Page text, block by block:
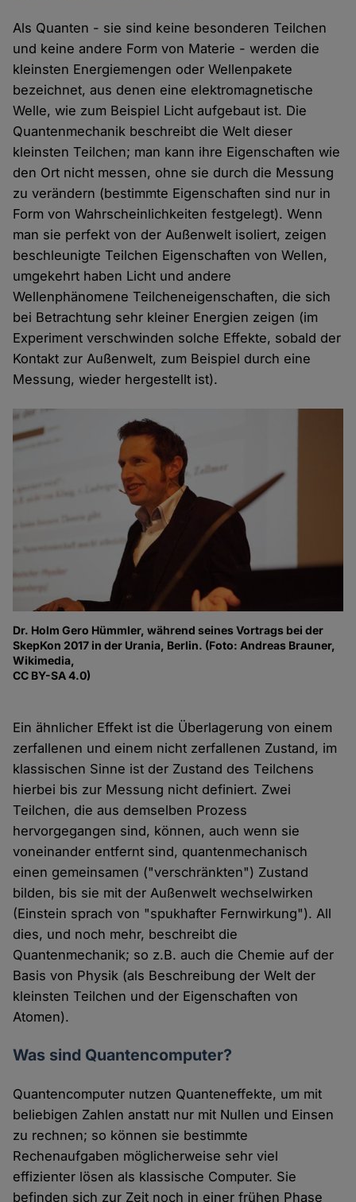
Als Quanten - sie sind keine besonderen Teilchen
und keine andere Form von Materie - werden die
kleinsten Energiemengen oder Wellenpakete
bezeichnet, aus denen eine elektromagnetische
Welle, wie zum Beispiel Licht aufgebaut ist. Die
Quantenmechanik beschreibt die Welt dieser
kleinsten Teilchen; man kann ihre Eigenschaften wie
den Ort nicht messen, ohne sie durch die Messung
zu verändern (bestimmte Eigenschaften sind nur in
Form von Wahrscheinlichkeiten festgelegt). Wenn
man sie perfekt von der Außenwelt isoliert, zeigen
beschleunigte Teilchen Eigenschaften von Wellen,
umgekehrt haben Licht und andere
Wellenphänomene Teilcheneigenschaften, die sich
bei Betrachtung sehr kleiner Energien zeigen (im
Experiment verschwinden solche Effekte, sobald der
Kontakt zur Außenwelt, zum Beispiel durch eine
Messung, wieder hergestellt ist).
Dr. Holm Gero Hümmler, während seines Vortrags bei der
SkepKon 2017 in der Urania, Berlin. (Foto: Andreas Brauner,
Wikimedia,
CC BY-SA 4.0)
Ein ähnlicher Effekt ist die Überlagerung von einem
zerfallenen und einem nicht zerfallenen Zustand, im
klassischen Sinne ist der Zustand des Teilchens
hierbei bis zur Messung nicht definiert. Zwei
Teilchen, die aus demselben Prozess
hervorgegangen sind, können, auch wenn sie
voneinander entfernt sind, quantenmechanisch
einen gemeinsamen ("verschränkten") Zustand
bilden, bis sie mit der Außenwelt wechselwirken
(Einstein sprach von "spukhafter Fernwirkung"). All
dies, und noch mehr, beschreibt die
Quantenmechanik; so z.B. auch die Chemie auf der
Basis von Physik (als Beschreibung der Welt der
kleinsten Teilchen und der Eigenschaften von
Atomen).
Was sind Quantencomputer?
Quantencomputer nutzen Quanteneffekte, um mit
beliebigen Zahlen anstatt nur mit Nullen und Einsen
zu rechnen; so können sie bestimmte
Rechenaufgaben möglicherweise sehr viel
effizienter lösen als klassische Computer. Sie
befinden sich zur Zeit noch in einer frühen Phase